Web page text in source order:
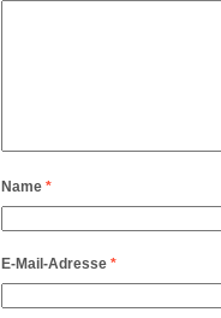
Name *
E-Mail-Adresse *